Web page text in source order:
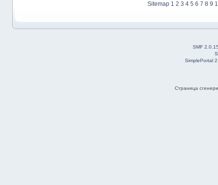
Sitemap 1 2 3 4 5 6 7 8 9
SMF
SimplePortal
Страница